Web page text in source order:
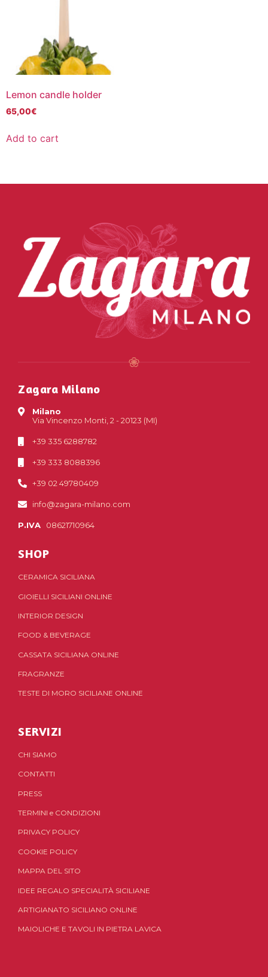
Lemon candle holder
65,00€
Add to cart
Zagara Milano
Milano
Via Vincenzo Monti, 2 - 20123 (MI)
+39 335 6288782
+39 333 8088396
+39 02 49780409
info@zagara-milano.com
P.IVA 08621710964
SHOP
CERAMICA SICILIANA
GIOIELLI SICILIANI ONLINE
INTERIOR DESIGN
FOOD & BEVERAGE
CASSATA SICILIANA ONLINE
FRAGRANZE
TESTE DI MORO SICILIANE ONLINE
SERVIZI
CHI SIAMO
CONTATTI
PRESS
TERMINI e CONDIZIONI
PRIVACY POLICY
COOKIE POLICY
MAPPA DEL SITO
IDEE REGALO SPECIALITÀ SICILIANE
ARTIGIANATO SICILIANO ONLINE
MAIOLICHE E TAVOLI IN PIETRA LAVICA